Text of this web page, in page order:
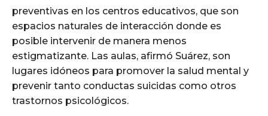
preventivas en los centros educativos, que son
espacios naturales de interacción donde es
posible intervenir de manera menos
estigmatizante. Las aulas, afirmó Suárez, son
lugares idóneos para promover la salud mental y
prevenir tanto conductas suicidas como otros
trastornos psicológicos.